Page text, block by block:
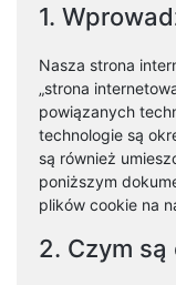
1.
Nasza strona
„strona
powiązanych
technologie są
są również
poniższym
plików cookie na
2. Czym